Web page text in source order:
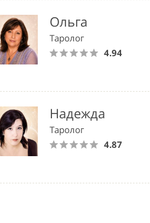
Ольга
Таролог
4.94
Надежда
Таролог
4.87